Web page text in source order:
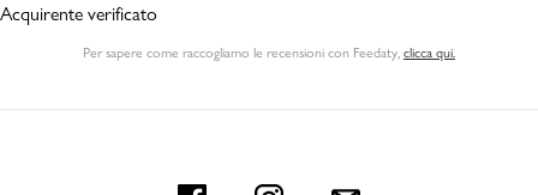
Acquirente verificato
Per sapere come raccogliamo le recensioni con Feedaty, clicca qui.